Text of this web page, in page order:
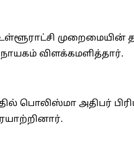
முறைமையின்
விளக்கமளித்தார்.
பொலிஸ்மா அதிபர்